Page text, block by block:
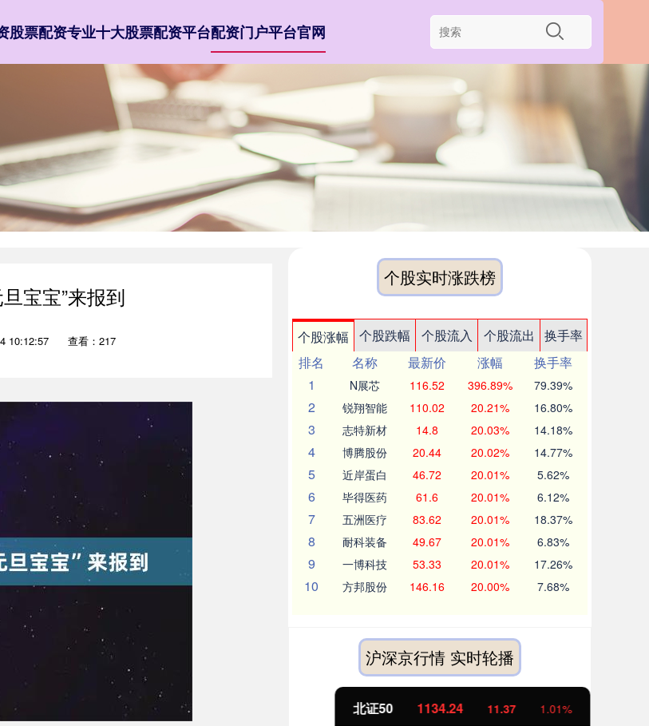
股票配资专业十大股票配资平台配资门户平台官网
宝宝”来报到
10:12:57 查看：217
个股实时涨跌榜
个股涨幅 个股跌幅 个股流入 个股流出
换手率
排名
名称 最新价 涨幅
换手率
1
N展芯 116.52 396.89% 79.39%
2 锐翔智能 110.02 20.21% 16.80%
3 志特新材 14.8 20.03% 14.18%
4 博腾股份 20.44 20.02% 14.77%
5 近岸蛋白 46.72 20.01% 5.62%
6 毕得医药 61.6 20.01% 6.12%
7 五洲医疗 83.62 20.01% 18.37%
8 耐科装备 49.67 20.01% 6.83%
9 一博科技 53.33 20.01% 17.26%
10 方邦股份 146.16 20.00% 7.68%
沪深京行情 实时轮播
4694.44 43.13 北证50 1134.24 11.37 1.01%